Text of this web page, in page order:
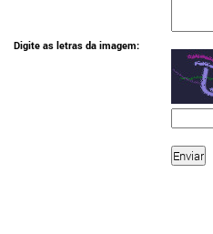
Digite as letras da imagem: